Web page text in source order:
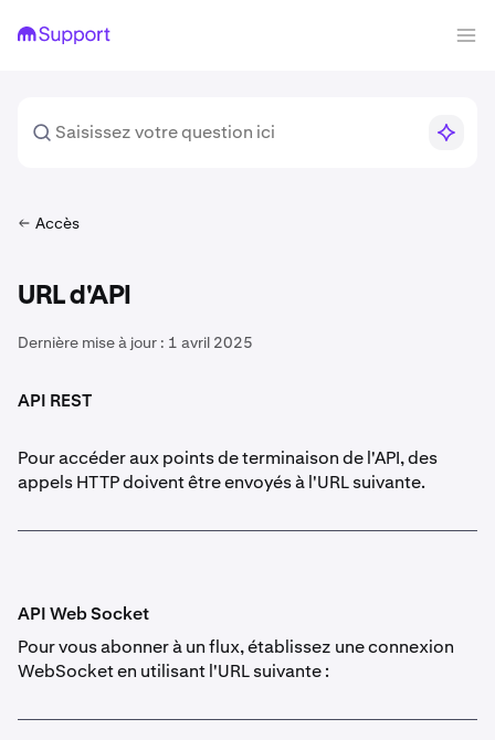
Accès
URL d'API
Dernière mise à jour : 1 avril 2025
API REST
Pour accéder aux points de terminaison de l'API, des
appels HTTP doivent être envoyés à l'URL suivante.
API Web Socket
Pour vous abonner à un flux, établissez une connexion
WebSocket en utilisant l'URL suivante :